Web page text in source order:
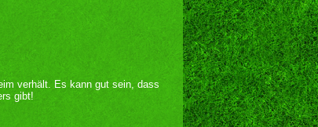
verhält. Es kann gut sein, dass
gibt!